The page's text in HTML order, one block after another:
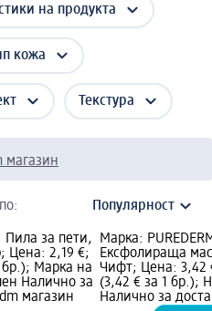
на продукта
кожа
Текстура
магазин
за пети,
Цена: 2,19 €;
бр.); Марка на
Налично за
магазин
Марка:
Ексфолираща
Чифт; Цена: 3,42
(3,42 € за 1 бр.);
Налично за